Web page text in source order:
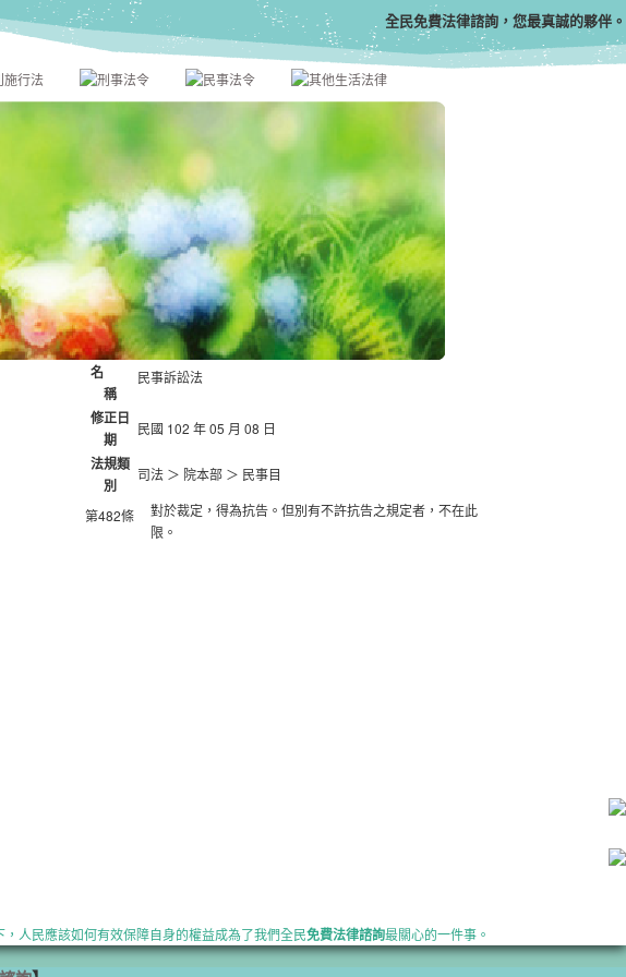
全民免費法律諮詢，您最真誠的夥伴。
名
稱
民事訴訟法
修正日
期
民國 102 年 05 月 08 日
法規類
別
司法 ＞ 院本部 ＞ 民事目
第482條
對於裁定，得為抗告。但別有不許抗告之規定者，不在此
限。
人民應該如何有效保障自身的權益成為了我們全民免費法律諮詢最關心的一件事。